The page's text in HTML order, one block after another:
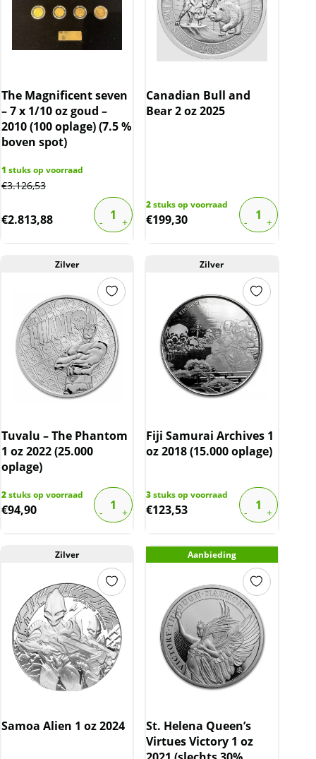
The Magnificent seven
– 7 x 1/10 oz goud –
2010 (100 oplage) (7.5 %
boven spot)
1 stuks op voorraad
€3.126,53
€2.813,88
Canadian Bull and
Bear 2 oz 2025
2stuks op voorraad
€199,30
Zilver
Tuvalu – The Phantom
1 oz 2022 (25.000
oplage)
2stuks op voorraad
€94,90
Zilver
Fiji Samurai Archives 1
oz 2018 (15.000 oplage)
3stuks op voorraad
€123,53
Zilver
Samoa Alien 1 oz 2024
Aanbieding
St. Helena Queen’s
Virtues Victory 1 oz